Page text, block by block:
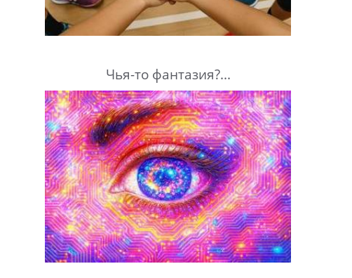
Чья-то фантазия?...